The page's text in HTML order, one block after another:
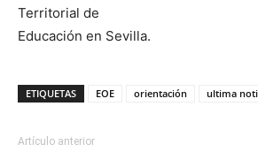
Territorial de
Educación en Sevilla.
ETIQUETAS EOE orientación ultima
Artículo anterior